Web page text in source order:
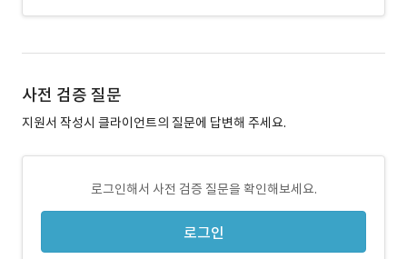
사전 검증 질문
지원서 작성시 클라이언트의 질문에 답변해 주세요.
로그인해서 사전 검증 질문을 확인해보세요.
로그인